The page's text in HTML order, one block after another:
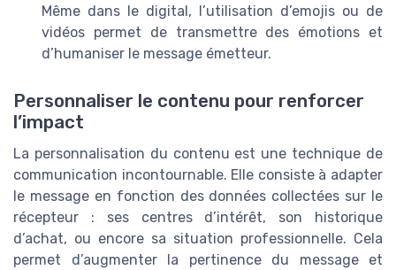
Même dans le digital, l’utilisation d’emojis ou de
vidéos permet de transmettre des émotions et
d’humaniser le message émetteur.
Personnaliser le contenu pour renforcer
l’impact
La personnalisation du contenu est une technique de
communication incontournable. Elle consiste à adapter
le message en fonction des données collectées sur le
récepteur : ses centres d’intérêt, son historique
d’achat, ou encore sa situation professionnelle. Cela
permet d’augmenter la pertinence du message et